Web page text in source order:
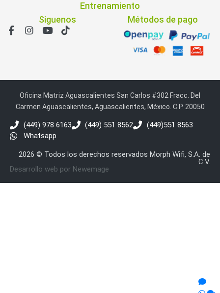
Entrenamiento
Siguenos
Métodos de pago
Oficina Matriz Aguascalientes San Carlos #302 Fracc. Del
Carmen Aguascalientes, Aguascalientes, México. C.P. 20050
(449) 978 6163 (449) 551 8562
(449)551 8563
Whatsapp
2026 © Todos los derechos reservados Morph Wifi, S.A. de
C.V.
Desarrollo web por Newemage